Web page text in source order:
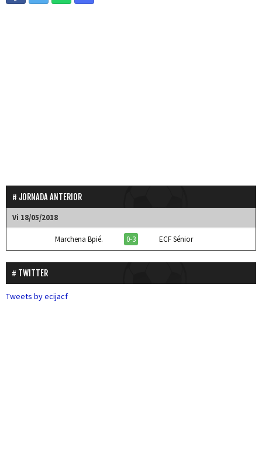
JORNADA ANTERIOR
Vi 18/05/2018
Marchena Bpié. 0-3 ECF Sénior
TWITTER
Tweets by ecijacf